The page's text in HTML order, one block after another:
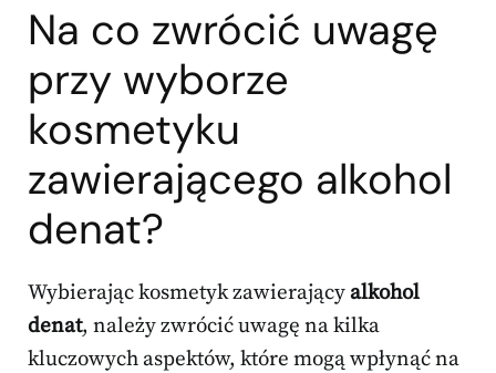
Na co zwrócić uwagę
przy wyborze
kosmetyku
zawierającego alkohol
denat?
Wybierając kosmetyk zawierającyalkohol
denat, należy zwrócić uwagę na kilka
kluczowych aspektów, które mogą wpłynąć na